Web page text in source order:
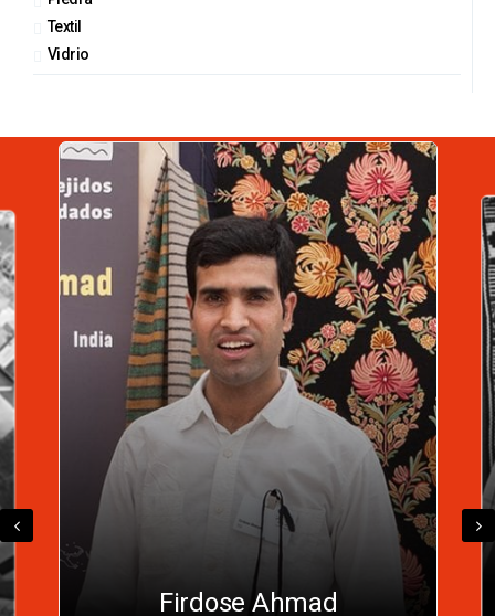
Textil
Vidrio
Lorenzo Antonio Cona
Nahuelhual